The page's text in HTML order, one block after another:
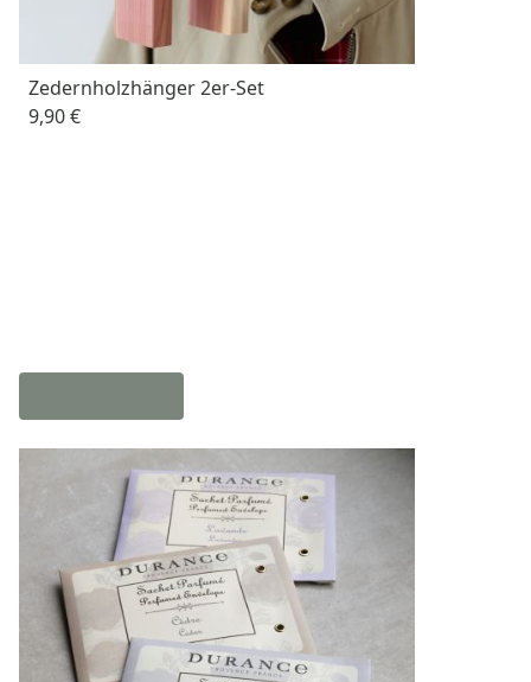
Zedernholzhänger 2er-Set
9,90 €